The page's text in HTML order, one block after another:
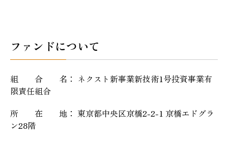
ファンドについて
組 合 名： ネクスト新事業新技術1号投資事業有
限責任組合
所 在 地： 東京都中央区京橋2-2-1 京橋エドグラ
ン28階